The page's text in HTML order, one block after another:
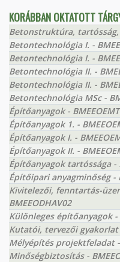
KORÁBBAN OKTATOTT
Betonstruktúra, tartósság,
Betontechnológia I. -
Betontechnológia I. -
Betontechnológia II. -
Betontechnológia II. -
Betontechnológia MSc -
Építőanyagok -
Építőanyagok 1. -
Építőanyagok I. -
Építőanyagok II. -
Építőanyagok tartóssága -
Építőipari anyagminőség -
Kivitelezői, fenntartás-
BMEEODHAV02
Különleges építőanyagok -
Kutatói, tervezői gyakorlat
Mélyépítés projektfeladat -
Minőségbiztosítás -